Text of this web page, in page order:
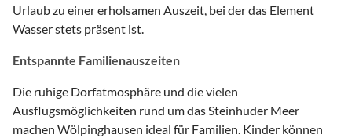
Urlaub zu einer erholsamen Auszeit, bei der das Element
Wasser stets präsent ist.
Entspannte Familienauszeiten
Die ruhige Dorfatmosphäre und die vielen
Ausflugsmöglichkeiten rund um das Steinhuder Meer
machen Wölpinghausen ideal für Familien. Kinder können